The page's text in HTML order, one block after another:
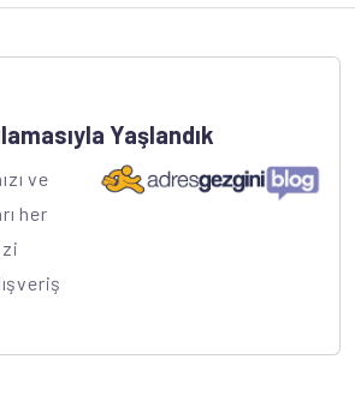
Yaşlandık
ve
her